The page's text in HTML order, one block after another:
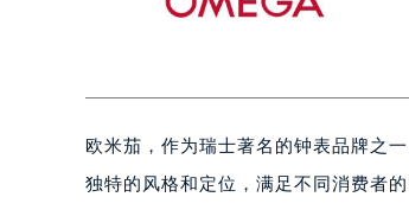
欧米茄，作为瑞士著名的钟表品牌之
独特的风格和定位，满足不同消费者的